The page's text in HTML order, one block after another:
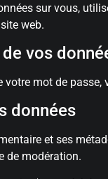
sur vous,
web.
vos
mot de
données
et ses
de modération.